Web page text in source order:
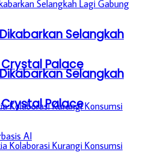
Selangkah
Palace
Selangkah
Palace